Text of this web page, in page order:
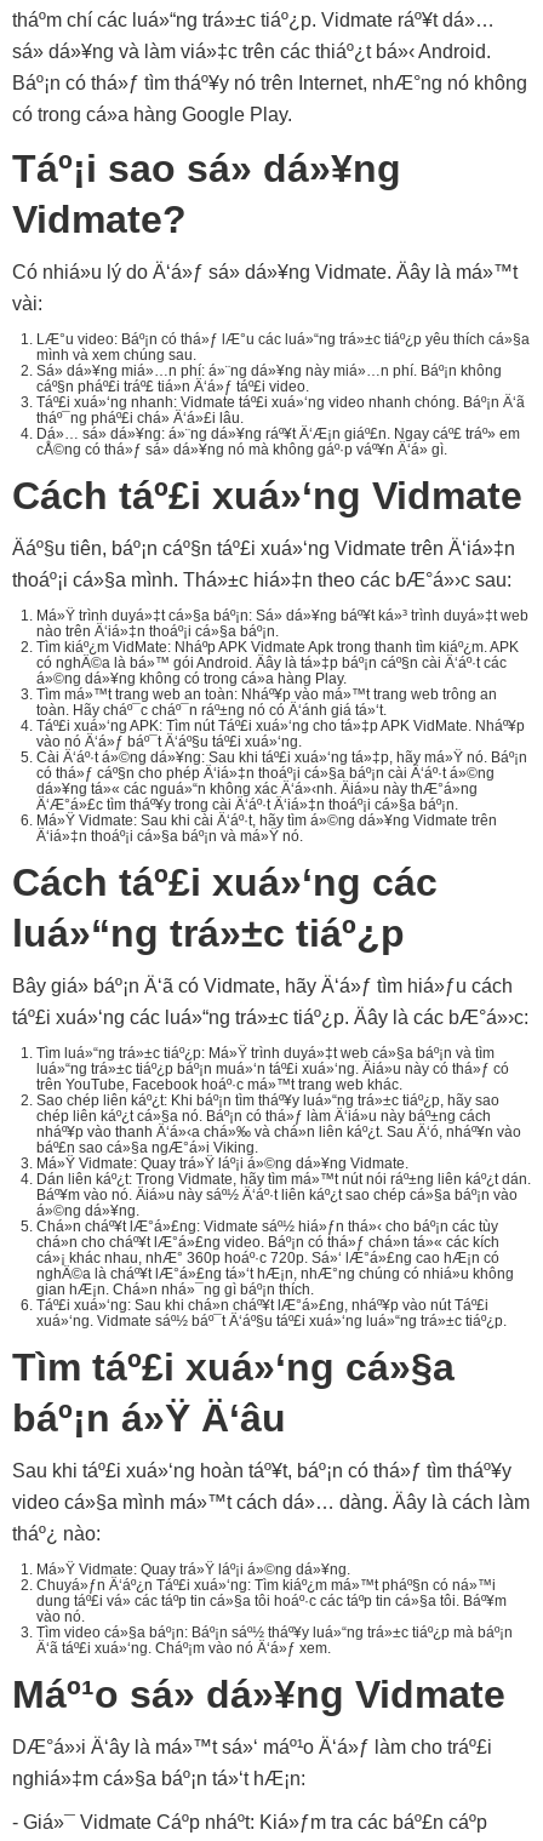
tháº­m chí các luá»“ng trá»±c tiáº¿p. Vidmate ráº¥t dá»…
sá»­ dá»¥ng và làm viá»‡c trên các thiáº¿t bá»‹ Android.
Báº¡n có thá»ƒ tìm tháº¥y nó trên Internet, nhÆ°ng nó không
có trong cá»­a hàng Google Play.
Táº¡i sao sá»­ dá»¥ng
Vidmate?
Có nhiá»u lý do Ä‘á»ƒ sá»­ dá»¥ng Vidmate. Äây là má»™t
vài:
LÆ°u video: Báº¡n có thá»ƒ lÆ°u các luá»“ng trá»±c tiáº¿p yêu thích cá»§a
mình và xem chúng sau.
Sá»­ dá»¥ng miá»…n phí: á»¨ng dá»¥ng này miá»…n phí. Báº¡n không
cáº§n pháº£i tráº£ tiá»n Ä‘á»ƒ táº£i video.
Táº£i xuá»‘ng nhanh: Vidmate táº£i xuá»‘ng video nhanh chóng. Báº¡n Ä‘ã
tháº¯ng pháº£i chá» Ä‘á»£i lâu.
Dá»… sá»­ dá»¥ng: á»¨ng dá»¥ng ráº¥t Ä‘Æ¡n giáº£n. Ngay cáº£ tráº» em
cÅ©ng có thá»ƒ sá»­ dá»¥ng nó mà không gáº·p váº¥n Ä‘á» gì.
Cách táº£i xuá»‘ng Vidmate
Äáº§u tiên, báº¡n cáº§n táº£i xuá»‘ng Vidmate trên Ä‘iá»‡n
thoáº¡i cá»§a mình. Thá»±c hiá»‡n theo các bÆ°á»›c sau:
Má»Ÿ trình duyá»‡t cá»§a báº¡n: Sá»­ dá»¥ng báº¥t ká»³ trình duyá»‡t web
nào trên Ä‘iá»‡n thoáº¡i cá»§a báº¡n.
Tìm kiáº¿m VidMate: Nháº­p APK Vidmate Apk trong thanh tìm kiáº¿m. APK
có nghÄ©a là bá»™ gói Android. Äây là tá»‡p báº¡n cáº§n cài Ä‘áº·t các
á»©ng dá»¥ng không có trong cá»­a hàng Play.
Tìm má»™t trang web an toàn: Nháº¥p vào má»™t trang web trông an
toàn. Hãy cháº¯c cháº¯n ráº±ng nó có Ä‘ánh giá tá»‘t.
Táº£i xuá»‘ng APK: Tìm nút Táº£i xuá»‘ng cho tá»‡p APK VidMate. Nháº¥p
vào nó Ä‘á»ƒ báº¯t Ä‘áº§u táº£i xuá»‘ng.
Cài Ä‘áº·t á»©ng dá»¥ng: Sau khi táº£i xuá»‘ng tá»‡p, hãy má»Ÿ nó. Báº¡n
có thá»ƒ cáº§n cho phép Ä‘iá»‡n thoáº¡i cá»§a báº¡n cài Ä‘áº·t á»©ng
dá»¥ng tá»« các nguá»“n không xác Ä‘á»‹nh. Äiá»u này thÆ°á»ng
Ä‘Æ°á»£c tìm tháº¥y trong cài Ä‘áº·t Ä‘iá»‡n thoáº¡i cá»§a báº¡n.
Má»Ÿ Vidmate: Sau khi cài Ä‘áº·t, hãy tìm á»©ng dá»¥ng Vidmate trên
Ä‘iá»‡n thoáº¡i cá»§a báº¡n và má»Ÿ nó.
Cách táº£i xuá»‘ng các
luá»“ng trá»±c tiáº¿p
Bây giá» báº¡n Ä‘ã có Vidmate, hãy Ä‘á»ƒ tìm hiá»ƒu cách
táº£i xuá»‘ng các luá»“ng trá»±c tiáº¿p. Äây là các bÆ°á»›c:
Tìm luá»“ng trá»±c tiáº¿p: Má»Ÿ trình duyá»‡t web cá»§a báº¡n và tìm
luá»“ng trá»±c tiáº¿p báº¡n muá»‘n táº£i xuá»‘ng. Äiá»u này có thá»ƒ có
trên YouTube, Facebook hoáº·c má»™t trang web khác.
Sao chép liên káº¿t: Khi báº¡n tìm tháº¥y luá»“ng trá»±c tiáº¿p, hãy sao
chép liên káº¿t cá»§a nó. Báº¡n có thá»ƒ làm Ä‘iá»u này báº±ng cách
nháº¥p vào thanh Ä‘á»‹a chá»‰ và chá»n liên káº¿t. Sau Ä‘ó, nháº¥n vào
báº£n sao cá»§a ngÆ°á»i Viking.
Má»Ÿ Vidmate: Quay trá»Ÿ láº¡i á»©ng dá»¥ng Vidmate.
Dán liên káº¿t: Trong Vidmate, hãy tìm má»™t nút nói ráº±ng liên káº¿t dán.
Báº¥m vào nó. Äiá»u này sáº½ Ä‘áº·t liên káº¿t sao chép cá»§a báº¡n vào
á»©ng dá»¥ng.
Chá»n cháº¥t lÆ°á»£ng: Vidmate sáº½ hiá»ƒn thá»‹ cho báº¡n các tùy
chá»n cho cháº¥t lÆ°á»£ng video. Báº¡n có thá»ƒ chá»n tá»« các kích
cá»¡ khác nhau, nhÆ° 360p hoáº·c 720p. Sá»‘ lÆ°á»£ng cao hÆ¡n có
nghÄ©a là cháº¥t lÆ°á»£ng tá»‘t hÆ¡n, nhÆ°ng chúng có nhiá»u không
gian hÆ¡n. Chá»n nhá»¯ng gì báº¡n thích.
Táº£i xuá»‘ng: Sau khi chá»n cháº¥t lÆ°á»£ng, nháº¥p vào nút Táº£i
xuá»‘ng. Vidmate sáº½ báº¯t Ä‘áº§u táº£i xuá»‘ng luá»“ng trá»±c tiáº¿p.
Tìm táº£i xuá»‘ng cá»§a
báº¡n á»Ÿ Ä‘âu
Sau khi táº£i xuá»‘ng hoàn táº¥t, báº¡n có thá»ƒ tìm tháº¥y
video cá»§a mình má»™t cách dá»… dàng. Äây là cách làm
tháº¿ nào:
Má»Ÿ Vidmate: Quay trá»Ÿ láº¡i á»©ng dá»¥ng.
Chuyá»ƒn Ä‘áº¿n Táº£i xuá»‘ng: Tìm kiáº¿m má»™t pháº§n có ná»™i
dung táº£i vá» các táº­p tin cá»§a tôi hoáº·c các táº­p tin cá»§a tôi. Báº¥m
vào nó.
Tìm video cá»§a báº¡n: Báº¡n sáº½ tháº¥y luá»“ng trá»±c tiáº¿p mà báº¡n
Ä‘ã táº£i xuá»‘ng. Cháº¡m vào nó Ä‘á»ƒ xem.
Máº¹o sá»­ dá»¥ng Vidmate
DÆ°á»›i Ä‘ây là má»™t sá»‘ máº¹o Ä‘á»ƒ làm cho tráº£i
nghiá»‡m cá»§a báº¡n tá»‘t hÆ¡n:
- Giá»¯ Vidmate Cáº­p nháº­t: Kiá»ƒm tra các báº£n cáº­p